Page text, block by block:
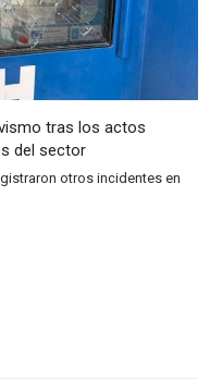
tras los actos
del sector
otros incidentes en